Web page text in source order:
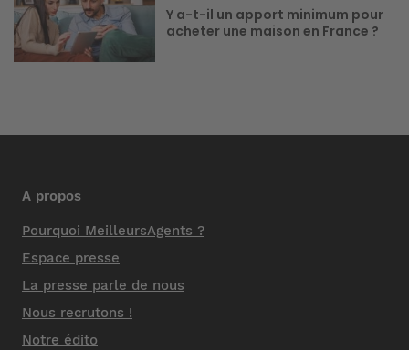
Y a-t-il un apport minimum pour
acheter une maison en France ?
A propos
Pourquoi MeilleursAgents ?
Espace presse
La presse parle de nous
Nous recrutons !
Notre édito